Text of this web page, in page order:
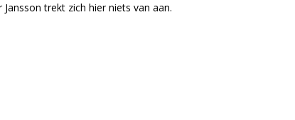
trekt zich hier niets van aan.